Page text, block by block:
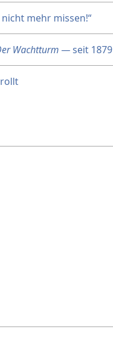
mehr missen!“
Wachtturm —seit 1879